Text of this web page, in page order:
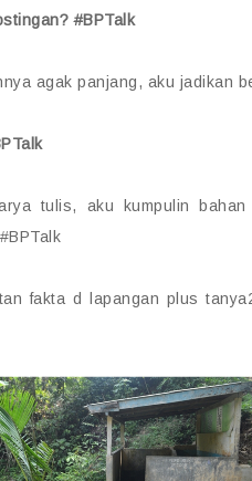
#BPTalk
agak panjang, aku jadikan
tulis, aku kumpulin
fakta d lapangan plus